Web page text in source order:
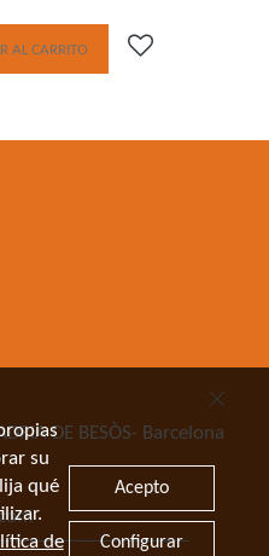
AL CARRITO
DE BESÒS- Barcelona
su
qué
de
Acepto
Configurar